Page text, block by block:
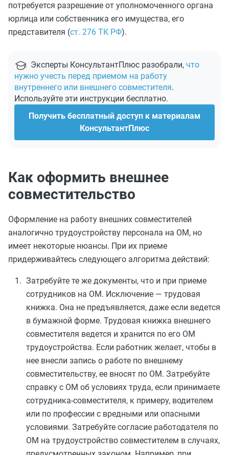
потребуется разрешение от уполномоченного органа
юрлица или собственника его имущества, его
представителя (ст. 276 ТК РФ).
Эксперты КонсультантПлюс разобрали, что
нужно учесть перед приемом на работу
внутреннего или внешнего совместителя.
Используйте эти инструкции бесплатно.
Получить бесплатный доступ к материалам
КонсультантПлюс
Как оформить внешнее
совместительство
Оформление на работу внешних совместителей
аналогично трудоустройству персонала на ОМ, но
имеет некоторые нюансы. При их приеме
придерживайтесь следующего алгоритма действий:
Затребуйте те же документы, что и при приеме
сотрудников на ОМ. Исключение — трудовая
книжка. Она не предъявляется, даже если ведется
в бумажной форме. Трудовая книжка внешнего
совместителя ведется и хранится по его ОМ
трудоустройства. Если работник желает, чтобы в
нее внесли запись о работе по внешнему
совместительству, ее вносят по ОМ. Затребуйте
справку с ОМ об условиях труда, если принимаете
сотрудника-совместителя, к примеру, водителем
или по профессии с вредными или опасными
условиями. Затребуйте согласие работодателя по
ОМ на трудоустройство совместителем в случаях,